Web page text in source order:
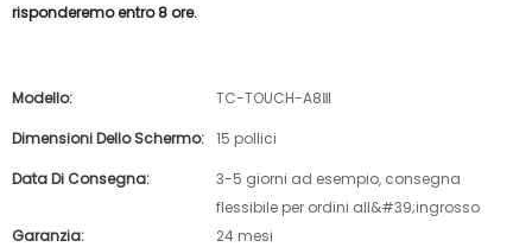
risponderemo entro 8 ore.
Modello:
TC-TOUCH-A8Ⅲ
Dimensioni Dello Schermo: 15 pollici
Data Di Consegna:
3-5 giorni ad esempio, consegna
flessibile per ordini all&#39;ingrosso
Garanzia:
24 mesi